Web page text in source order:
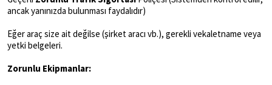
ancak yanınızda bulunması faydalıdır)
Eğer araç size ait değilse (şirket aracı vb.), gerekli vekaletname veya
yetki belgeleri.
Zorunlu Ekipmanlar: